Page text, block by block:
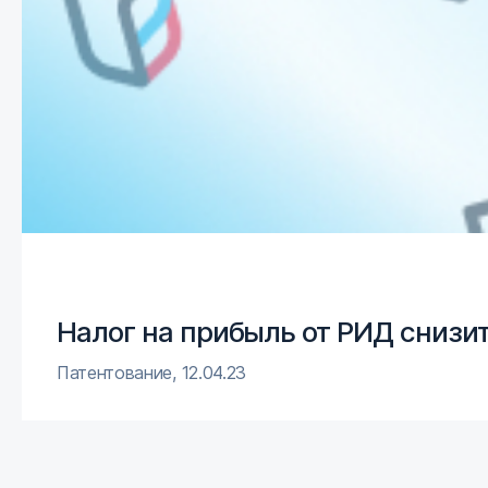
Налог на прибыль от РИД
Патентование, 12.04.23